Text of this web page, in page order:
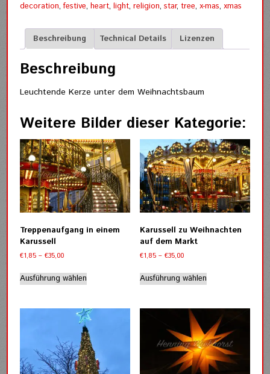
Menge
decoration,festive,heart,light,religion,star,tree,x-mas,xmas
Beschreibung Technical Details Lizenzen
Beschreibung
Leuchtende Kerze unter dem Weihnachtsbaum
Weitere Bilder dieser Kategorie:
Treppenaufgang in einem
Karussell
€1,85 –€35,00Preisspanne:
bis
€35,00
Ausführung wählen
mehrere
Varianten
auf.
Die
Optionen
können
Karussell zu Weihnachten
auf dem Markt
€1,85 – €35,00Preisspanne:
bis
€35,00
Ausführung wählenProdukt
mehrere
Varianten
auf.
Die
Optionen
können